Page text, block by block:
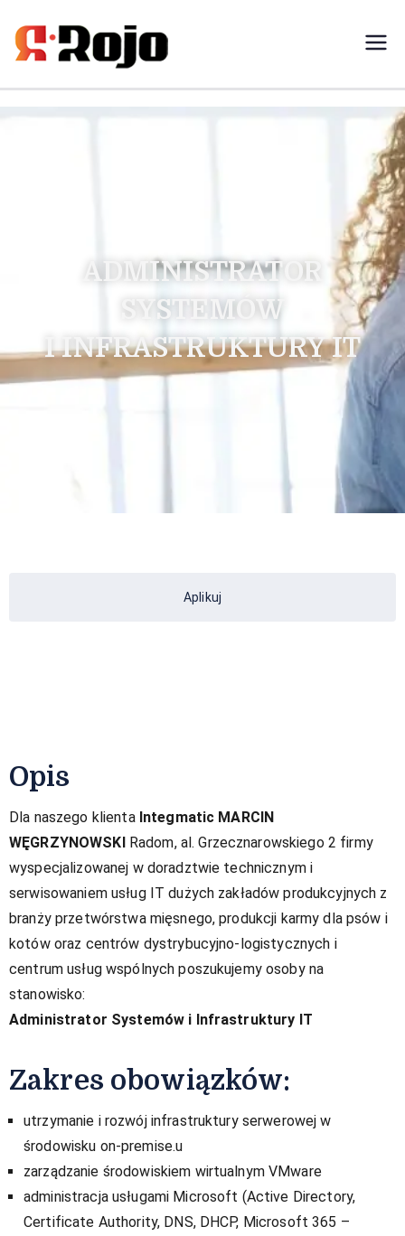
Rojo- agencja pracy świadczymy
rekrutacji między pracodawcą a
ADMINISTRATOR
SYSTEMÓW
I INFRASTRUKTURY IT
Aplikuj
Opis
Dla naszego klienta Integmatic MARCIN
WĘGRZYNOWSKIRadom, al. Grzecznarowskiego 2 firmy
wyspecjalizowanej w doradztwie technicznym i
serwisowaniem usług IT dużych zakładów produkcyjnych z
branży przetwórstwa mięsnego, produkcji karmy dla psów i
kotów oraz centrów dystrybucyjno-logistycznych i
centrum usług wspólnych poszukujemy osoby na
stanowisko:
Administrator Systemów i Infrastruktury IT
Zakres obowiązków:
utrzymanie i rozwój infrastruktury serwerowej w
środowisku on-premise.u
zarządzanie środowiskiem wirtualnym VMware
administracja usługami Microsoft (Active Directory,
Certificate Authority, DNS, DHCP, Microsoft 365 –